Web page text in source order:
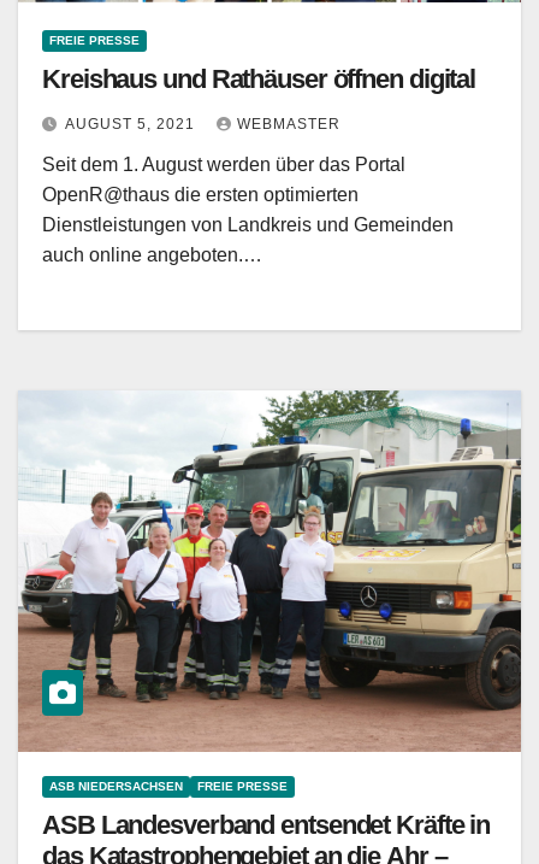
FREIE PRESSE
Kreishaus und Rathäuser öffnen digital
AUGUST 5, 2021 WEBMASTER
Seit dem 1. August werden über das Portal
OpenR@thaus die ersten optimierten
Dienstleistungen von Landkreis und Gemeinden
auch online angeboten.…
ASB NIEDERSACHSEN FREIE PRESSE
ASB Landesverband entsendet Kräfte in
das Katastrophengebiet an die Ahr –